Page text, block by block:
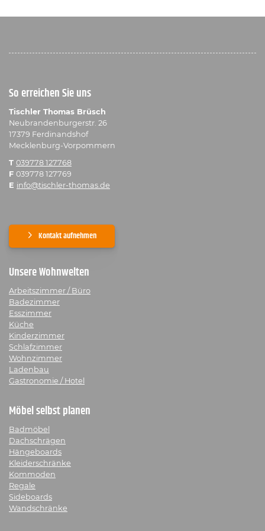
So erreichen Sie uns
Tischler Thomas Brüsch
Neubrandenburgerstr. 26
17379 Ferdinandshof
Mecklenburg-Vorpommern
T 039778 127768
F 039778 127769
E info@tischler-thomas.de
Kontakt aufnehmen
Unsere Wohnwelten
Arbeitszimmer / Büro
Badezimmer
Esszimmer
Küche
Kinderzimmer
Schlafzimmer
Wohnzimmer
Ladenbau
Gastronomie / Hotel
Möbel selbst planen
Badmöbel
Dachschrägen
Hängeboards
Kleiderschränke
Kommoden
Regale
Sideboards
Wandschränke